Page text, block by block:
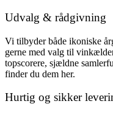
Udvalg & rådgivning
Vi tilbyder både ikoniske
gerne med valg til
topscorere, sjældne
finder du dem her.
Hurtig og sikker